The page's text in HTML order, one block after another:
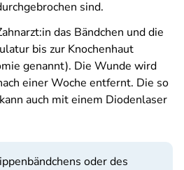
sind.
das Bändchen und die
bis zur Knochenhaut
genannt). Die Wunde wird
einer Woche entfernt. Die so
auch mit einem Diodenlaser
oder des